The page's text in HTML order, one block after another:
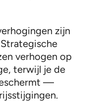
zijn
verhogen op
terwijl je de
—